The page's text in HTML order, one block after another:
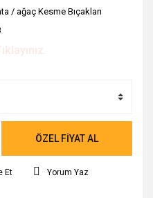
/ ağaç Kesme Bıçakları
ÖZEL FİYAT AL
Et Yorum Yaz